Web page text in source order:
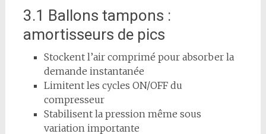
3.1 Ballons tampons :
amortisseurs de pics
Stockent l’air comprimé pour absorber la
demande instantanée
Limitent les cycles ON/OFF du
compresseur
Stabilisent la pression même sous
variation importante